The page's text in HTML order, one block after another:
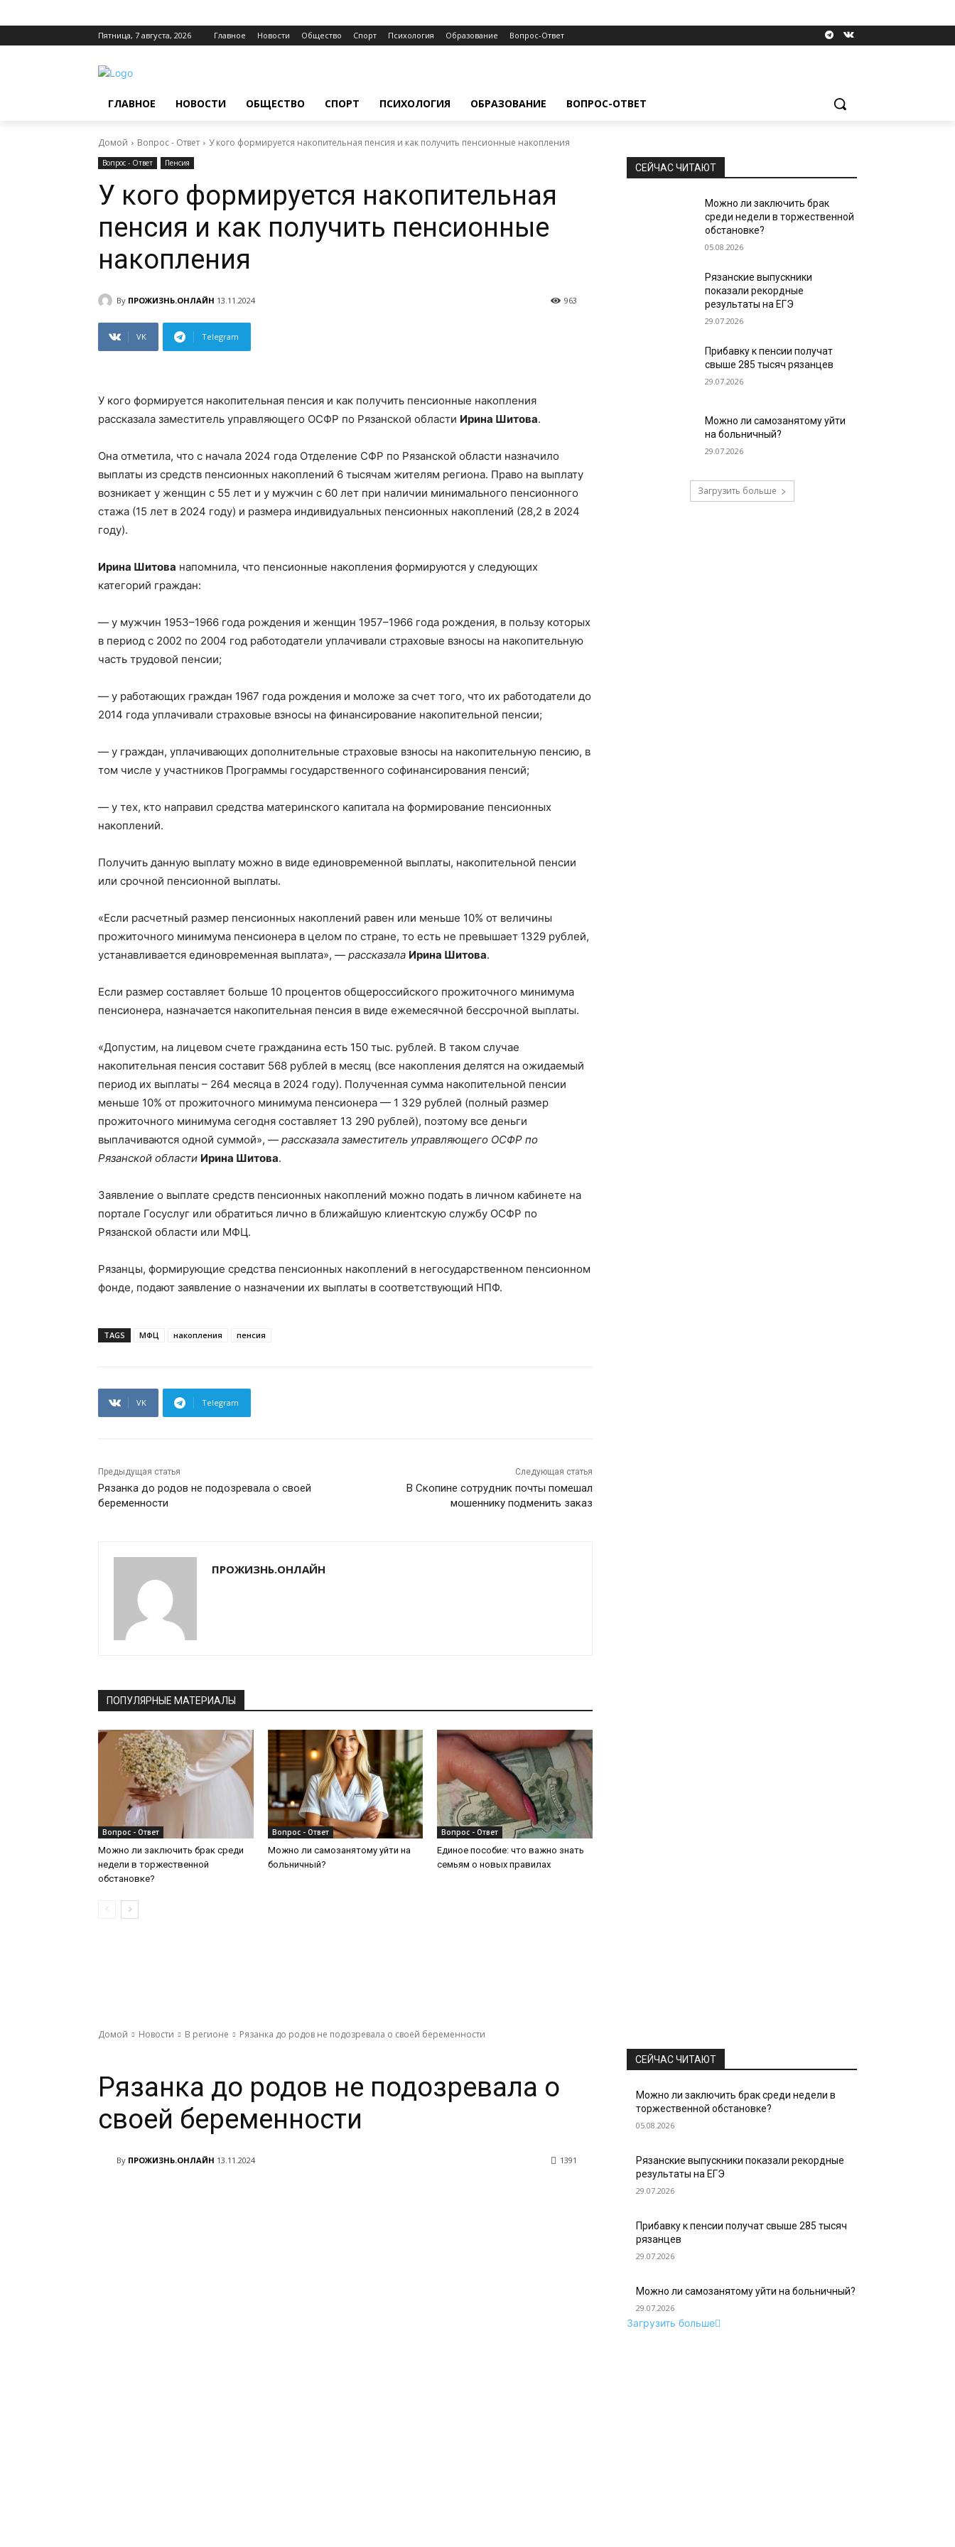
Пятница, 7 августа, 2026 Главное Новости Общество Спорт Психология Образование Вопрос-Ответ
ГЛАВНОЕ НОВОСТИ ОБЩЕСТВО СПОРТ ПСИХОЛОГИЯ ОБРАЗОВАНИЕ ВОПРОС-ОТВЕТ
Домой Вопрос - Ответ У кого формируется накопительная пенсия и как получить пенсионные накопления
Вопрос - Ответ Пенсия
У кого формируется накопительная
пенсия и как получить пенсионные
накопления
By ПРОЖИЗНЬ.ОНЛАЙН 13.11.2024 963
VK Telegram
У кого формируется накопительная пенсия и как получить пенсионные накопления
рассказала заместитель управляющего ОСФР по Рязанской области Ирина Шитова.
Она отметила, что с начала 2024 года Отделение СФР по Рязанской области назначило
выплаты из средств пенсионных накоплений 6 тысячам жителям региона. Право на выплату
возникает у женщин с 55 лет и у мужчин с 60 лет при наличии минимального пенсионного
стажа (15 лет в 2024 году) и размера индивидуальных пенсионных накоплений (28,2 в 2024
году).
Ирина Шитова напомнила, что пенсионные накопления формируются у следующих
категорий граждан:
— у мужчин 1953–1966 года рождения и женщин 1957–1966 года рождения, в пользу которых
в период с 2002 по 2004 год работодатели уплачивали страховые взносы на накопительную
часть трудовой пенсии;
— у работающих граждан 1967 года рождения и моложе за счет того, что их работодатели до
2014 года уплачивали страховые взносы на финансирование накопительной пенсии;
— у граждан, уплачивающих дополнительные страховые взносы на накопительную пенсию, в
том числе у участников Программы государственного софинансирования пенсий;
— у тех, кто направил средства материнского капитала на формирование пенсионных
накоплений.
Получить данную выплату можно в виде единовременной выплаты, накопительной пенсии
или срочной пенсионной выплаты.
«Если расчетный размер пенсионных накоплений равен или меньше 10% от величины
прожиточного минимума пенсионера в целом по стране, то есть не превышает 1329 рублей,
устанавливается единовременная выплата», — рассказала Ирина Шитова.
Если размер составляет больше 10 процентов общероссийского прожиточного минимума
пенсионера, назначается накопительная пенсия в виде ежемесячной бессрочной выплаты.
«Допустим, на лицевом счете гражданина есть 150 тыс. рублей. В таком случае
накопительная пенсия составит 568 рублей в месяц (все накопления делятся на ожидаемый
период их выплаты – 264 месяца в 2024 году). Полученная сумма накопительной пенсии
меньше 10% от прожиточного минимума пенсионера — 1 329 рублей (полный размер
прожиточного минимума сегодня составляет 13 290 рублей), поэтому все деньги
выплачиваются одной суммой», — рассказала заместитель управляющего ОСФР по
Рязанской области Ирина Шитова.
Заявление о выплате средств пенсионных накоплений можно подать в личном кабинете на
портале Госуслуг или обратиться лично в ближайшую клиентскую службу ОСФР по
Рязанской области или МФЦ.
Рязанцы, формирующие средства пенсионных накоплений в негосударственном пенсионном
фонде, подают заявление о назначении их выплаты в соответствующий НПФ.
TAGS МФЦ накопления пенсия
VK Telegram
Предыдущая статья
Рязанка до родов не подозревала о своей
беременности
Следующая статья
В Скопине сотрудник почты помешал
мошеннику подменить заказ
ПРОЖИЗНЬ.ОНЛАЙН
ПОПУЛЯРНЫЕ МАТЕРИАЛЫ
Вопрос - Ответ
Можно ли заключить брак среди
недели в торжественной
обстановке?
Вопрос - Ответ
Можно ли самозанятому уйти на
больничный?
Вопрос - Ответ
Единое пособие: что важно знать
семьям о новых правилах
СЕЙЧАС ЧИТАЮТ
Можно ли заключить брак
среди недели в торжественной
обстановке?
05.08.2026
Рязанские выпускники
показали рекордные
результаты на ЕГЭ
29.07.2026
Прибавку к пенсии получат
свыше 285 тысяч рязанцев
29.07.2026
Можно ли самозанятому уйти
на больничный?
29.07.2026
Загрузить больше